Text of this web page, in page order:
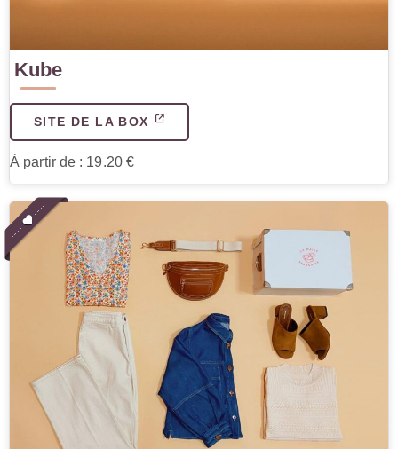
Kube
SITE DE LA BOX
À partir de : 19.20 €